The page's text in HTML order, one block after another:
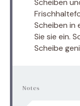
Scheiben
Scheiben in
Sie sie ein.
Scheibe
Notes